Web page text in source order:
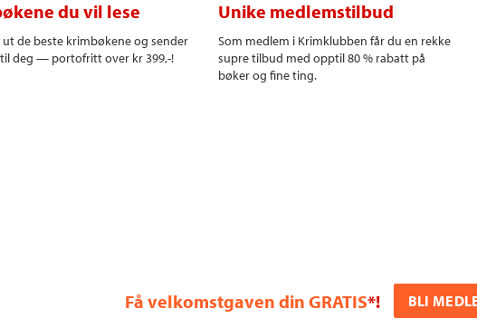
du vil lese
ut de beste krimbøkene og sender
deg — portofritt over kr 399,-!
Unike medlemstilbud
Som medlem i Krimklubben får du en rekke
supre tilbud med opptil 80 % rabatt på
bøker og fine ting.
Få velkomstgaven din GRATIS*! BLI